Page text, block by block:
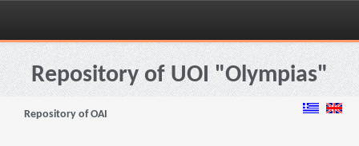
Skip
navigationRepository of UOI "Olympias"
Repository of OAI